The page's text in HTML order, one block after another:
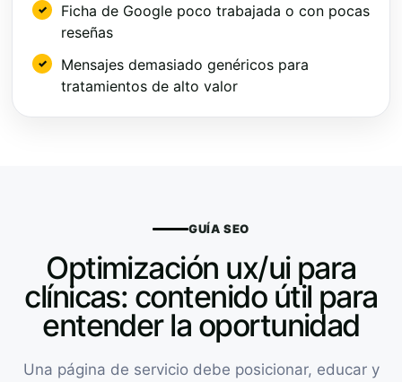
Ficha de Google poco trabajada o con pocas
reseñas
Mensajes demasiado genéricos para
tratamientos de alto valor
GUÍA SEO
Optimización ux/ui para
clínicas: contenido útil para
entender la oportunidad
Una página de servicio debe posicionar, educar y